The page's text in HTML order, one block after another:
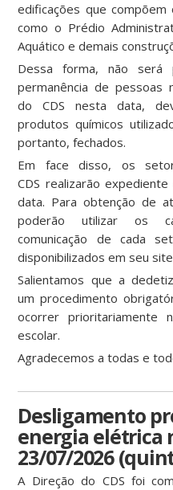
edificações que
como o Prédio
Aquático e demais
Dessa forma, não
permanência de pessoas
do CDS nesta data,
produtos químicos
portanto, fechados.
Em face disso, os
CDS realizarão
data. Para obtenção de
poderão utilizar os
comunicação de cada
disponibilizados em seu
Salientamos que a
um procedimento
ocorrer prioritariamente
escolar.
Agradecemos a todas e
Desligamento
energia elétrica
23/07/2026
A Direção do CDS foi